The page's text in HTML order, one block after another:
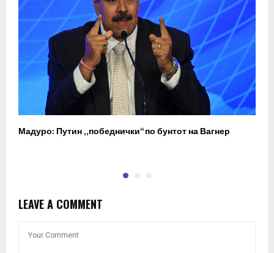
Мадуро: Путин „победнички“ по бунтот на Вагнер
LEAVE A COMMENT